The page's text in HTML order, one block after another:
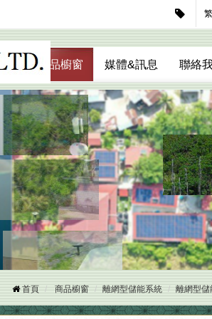
商品櫥窗 媒體&訊息 聯絡
首頁 商品櫥窗 離網型儲能系統 離網型儲